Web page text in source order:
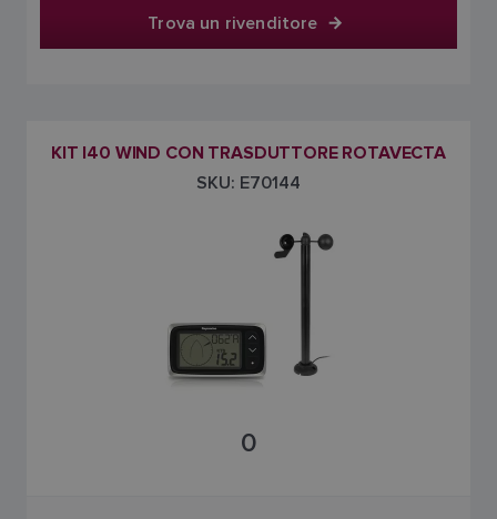
Trova un rivenditore
KIT I40 WIND CON TRASDUTTORE ROTAVECTA
SKU: E70144
0